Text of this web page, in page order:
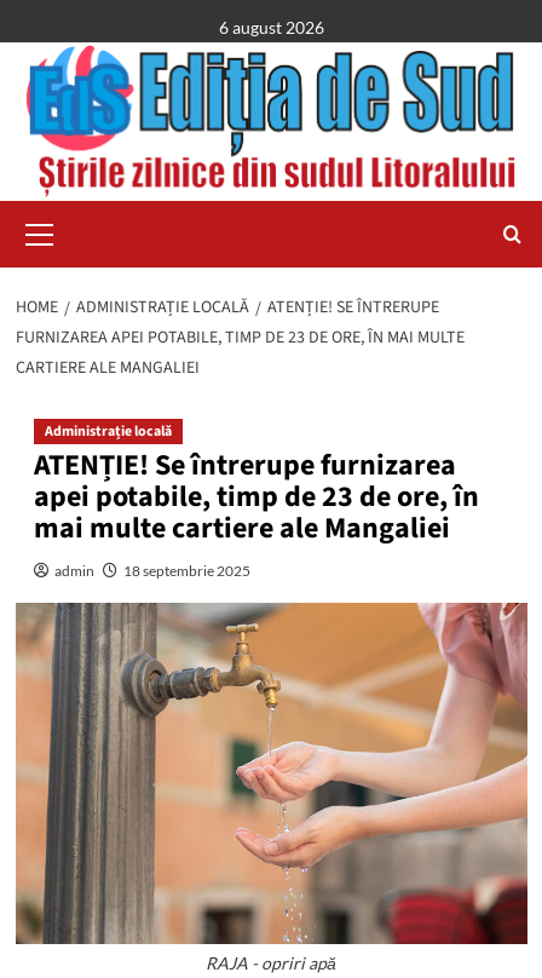
to
content
6 august 2026
Menu
HOME ADMINISTRAȚIE LOCALĂ
ATENȚIE! SE ÎNTRERUPE
FURNIZAREA APEI POTABILE, TIMP DE 23 DE ORE, ÎN MAI MULTE
CARTIERE ALE MANGALIEI
Administrație locală
ATENȚIE! Se întrerupe furnizarea
apei potabile, timp de 23 de ore, în
mai multe cartiere ale Mangaliei
admin 18 septembrie 2025
RAJA - opriri apă